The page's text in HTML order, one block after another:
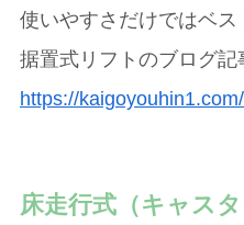
使いやすさだけではベ
据置式リフトのブログ記
https://
床走行式（キャス